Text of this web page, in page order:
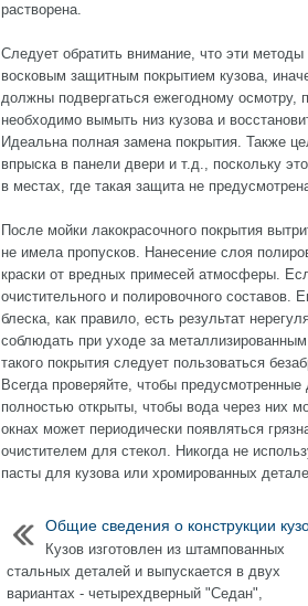
растворена.
Следует обратить внимание, что эти
восковым защитным покрытием кузова,
должны подвергаться ежегодному осмотру,
необходимо вымыть низ кузова и
Идеальна полная замена покрытия. Также
впрыска в панели двери и т.д., поскольку
в местах, где такая защита не
После мойки лакокрасочного покрытия
не имела пропусков. Нанесение слоя
краски от вредных примесей атмосферы.
очистительного и полировочного составов.
блеска, как правило, есть результат
соблюдать при уходе за
такого покрытия следует пользоваться
Всегда проверяйте, чтобы
полностью открыты, чтобы вода через них
окнах может периодически появляться
очистителем для стекол. Никогда не
пасты для кузова или хромированных
Общие сведения о конструкции
Кузов изготовлен из штампованных
стальных деталей и выпускается в двух
вариантах - четырехдверный "Седан",